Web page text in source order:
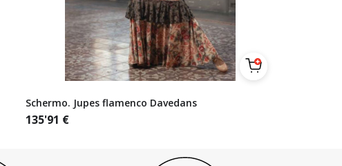
Schermo. Jupes flamenco Davedans
135'91 €